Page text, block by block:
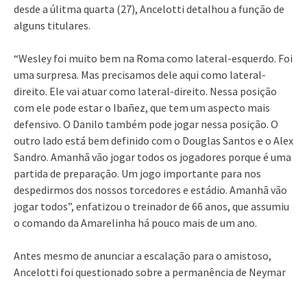
desde a úlitma quarta (27), Ancelotti detalhou a função de
alguns titulares.
“Wesley foi muito bem na Roma como lateral-esquerdo. Foi
uma surpresa. Mas precisamos dele aqui como lateral-
direito. Ele vai atuar como lateral-direito. Nessa posição
com ele pode estar o Ibañez, que tem um aspecto mais
defensivo. O Danilo também pode jogar nessa posição. O
outro lado está bem definido com o Douglas Santos e o Alex
Sandro. Amanhã vão jogar todos os jogadores porque é uma
partida de preparação. Um jogo importante para nos
despedirmos dos nossos torcedores e estádio. Amanhã vão
jogar todos”, enfatizou o treinador de 66 anos, que assumiu
o comando da Amarelinha há pouco mais de um ano.
Antes mesmo de anunciar a escalação para o amistoso,
Ancelotti foi questionado sobre a permanência de Neymar